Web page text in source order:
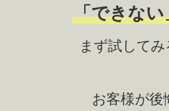
「できない
まず試してみ
お客様が後